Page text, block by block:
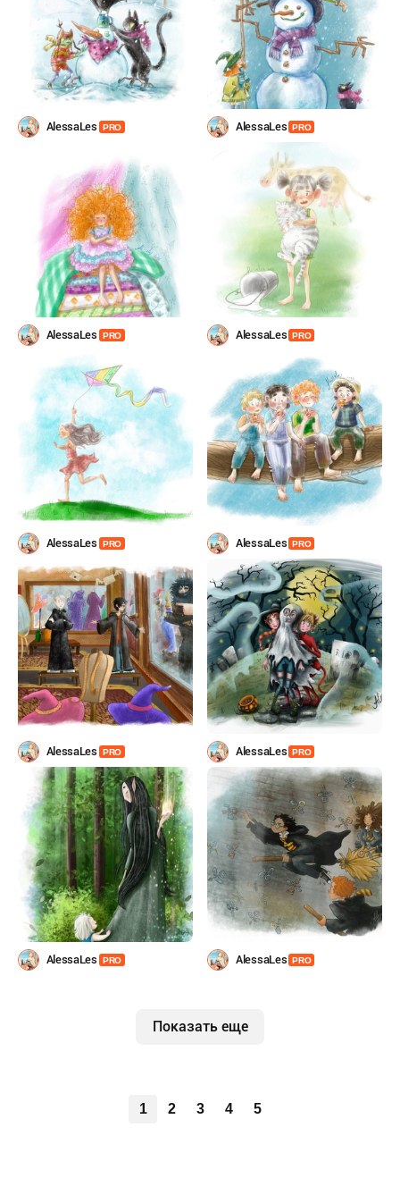
AlessaLes PRO AlessaLes PRO
AlessaLes PRO AlessaLes PRO
AlessaLes PRO AlessaLes PRO
AlessaLes PRO AlessaLes PRO
AlessaLes PRO AlessaLes PRO
Показать еще
1 2 3 4 5